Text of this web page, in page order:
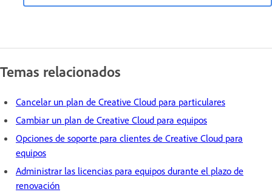
Temas relacionados
Cancelar un plan de Creative Cloud para particulares
Cambiar un plan de Creative Cloud para equipos
Opciones de soporte para clientes de Creative Cloud para
equipos
Administrar las licencias para equipos durante el plazo de
renovación